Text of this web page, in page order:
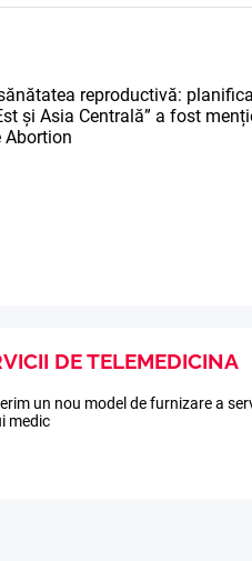
reproductivă:
și Asia Centrală” a fost
Abortion
DE TELEMEDICINA
un nou model de furnizare a
medic